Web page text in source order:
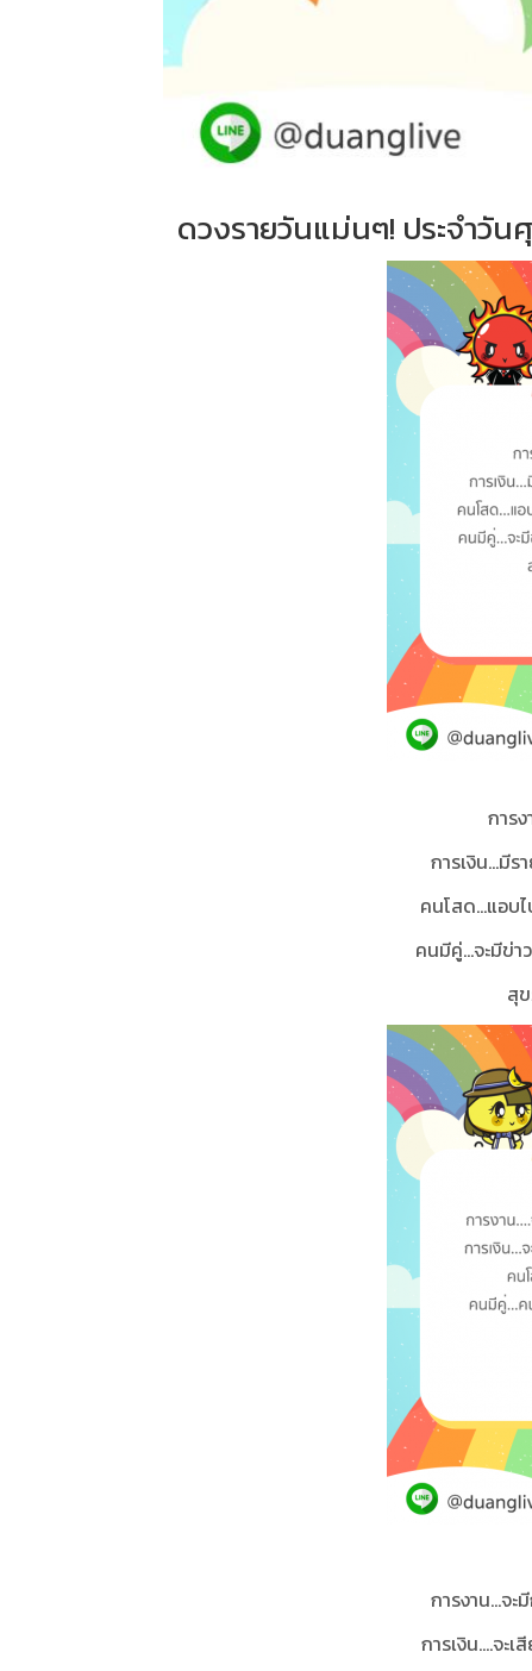
ดวงรายวันแม่นๆ! ประจำวัน
การ
การเงิน...มี
คนโสด...แอบ
คนมีคู่...จะมีข่
สุ
การงาน...จ
การเงิน....จะ